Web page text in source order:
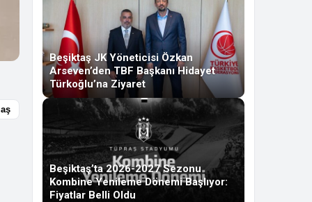
Beşiktaş JK Yöneticisi Özkan
Arseven’den TBF Başkanı Hidayet
Türkoğlu’na Ziyaret
Beşiktaş’ta 2026-2027 Sezonu
Kombine Yenileme Dönemi Başlıyor:
Fiyatlar Belli Oldu